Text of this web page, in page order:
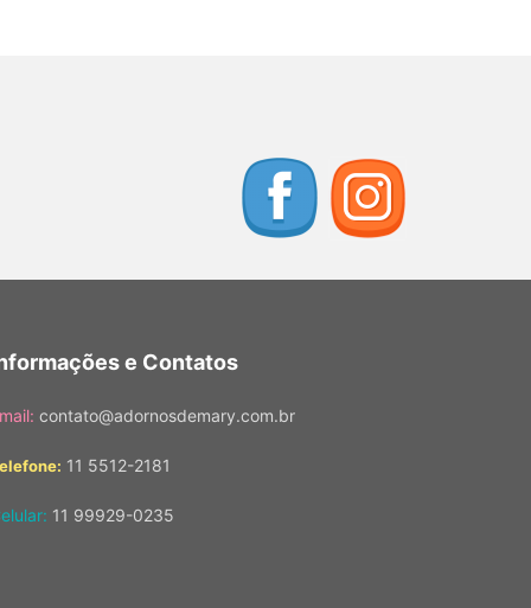
e Contatos
contato@adornosdemary.com.br
11 5512-2181
11 99929-0235